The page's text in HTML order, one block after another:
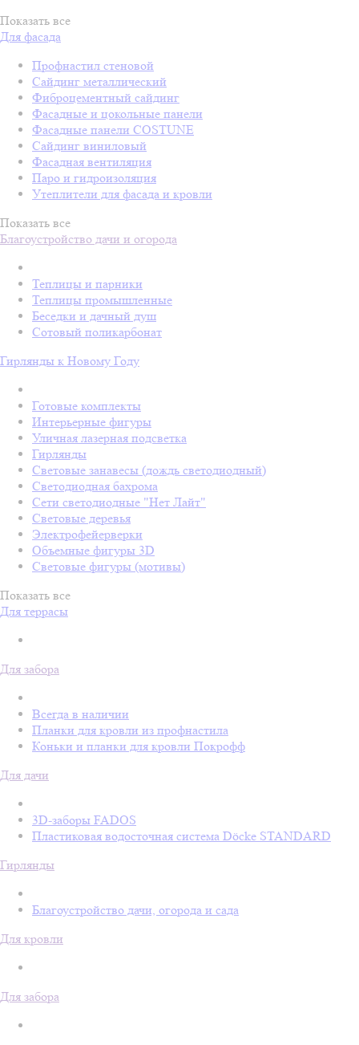
Показать все
Для фасада
Профнастил стеновой
Сайдинг металлический
Фиброцементный сайдинг
Фасадные и цокольные панели
Фасадные панели COSTUNE
Сайдинг виниловый
Фасадная вентиляция
Паро и гидроизоляция
Утеплители для фасада и кровли
Показать все
Благоустройство дачи и огорода
Теплицы и парники
Теплицы промышленные
Беседки и дачный душ
Сотовый поликарбонат
Гирлянды к Новому Году
Готовые комплекты
Интерьерные фигуры
Уличная лазерная подсветка
Гирлянды
Световые занавесы (дождь светодиодный)
Светодиодная бахрома
Сети светодиодные "Нет Лайт"
Световые деревья
Электрофейерверки
Объемные фигуры 3D
Световые фигуры (мотивы)
Показать все
Для террасы
Для забора
Всегда в наличии
Планки для кровли из профнастила
Коньки и планки для кровли Покрофф
Для дачи
3D-заборы FADOS
Пластиковая водосточная система Döcke STANDARD
Гирлянды
Благоустройство дачи, огорода и сада
Для кровли
Для забора